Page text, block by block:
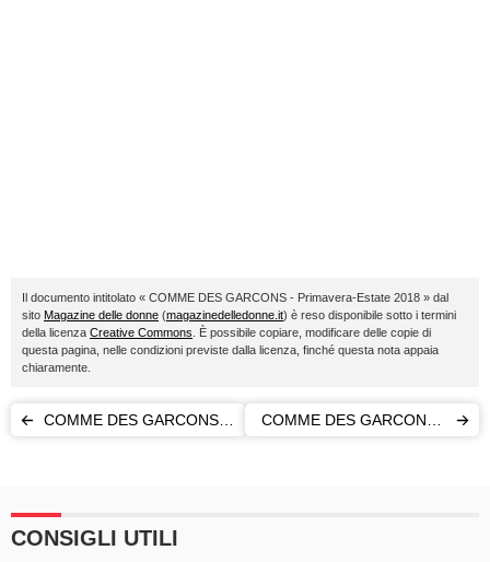
Il documento intitolato « COMME DES GARCONS - Primavera-Estate 2018 » dal
sito Magazine delle donne (magazinedelledonne.it) è reso disponibile sotto i termini
della licenza Creative Commons . È possibile copiare, modificare delle copie di
questa pagina, nelle condizioni previste dalla licenza, finché questa nota appaia
chiaramente.
COMME DES GARCONS -
COMME DES GARCONS -
CONSIGLI UTILI